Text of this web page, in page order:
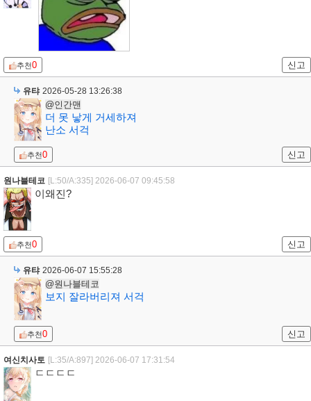
추천0 신고
유탸 2026-05-28 13:26:38
@인간맨
더 못 낳게 거세하져
난소 서걱
추천0 신고
원나블테코 [L:50/A:335] 2026-06-07 09:45:58
이왜진?
추천0 신고
유탸 2026-06-07 15:55:28
@원나블테코
보지 잘라버리져 서걱
추천0 신고
여신치사토 [L:35/A:897] 2026-06-07 17:31:54
ㄷㄷㄷㄷ